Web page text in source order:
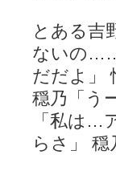
とある
ないの
だだよ」
穏乃「う
「私は…
らさ」 穏